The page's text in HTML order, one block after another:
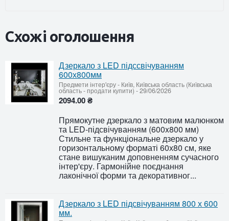
Схожі оголошення
Дзеркало з LED підссвічуванням
600х800мм
Предмети інтер'єру- Київ, Київська область (Київська
область - продати купити)-29/06/2026
2094.00 ₴
Прямокутне дзеркало з матовим малюнком
та LED-підсвічуванням (600x800 мм)
Стильне та функціональне дзеркало у
горизонтальному форматі 60х80 см, яке
стане вишуканим доповненням сучасного
інтер'єру. Гармонійне поєднання
лаконічної форми та декоративног...
Дзеркало з LED підсвічуванням 800 х 600
мм.